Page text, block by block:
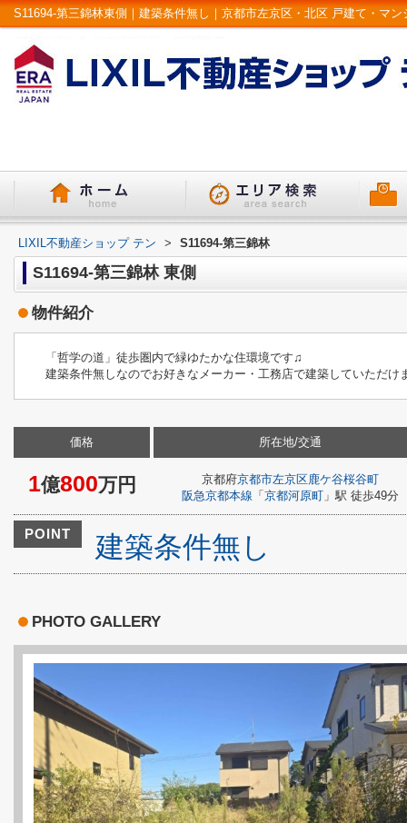
LIXIL不動産ショップ テン > S11694-第三錦林
S11694-第三錦林 東側
物件紹介
「哲学の道」徒歩圏内で緑ゆたかな住環境です♫
建築条件無しなのでお好きなメーカー・工務店で建築していただけ
価格
1億800万円
所在地/交通
京都府京都市左京区鹿ケ谷桜谷町
阪急京都本線 「 京都河原町」駅 徒歩49分
POINT 建築条件無し
PHOTO GALLERY